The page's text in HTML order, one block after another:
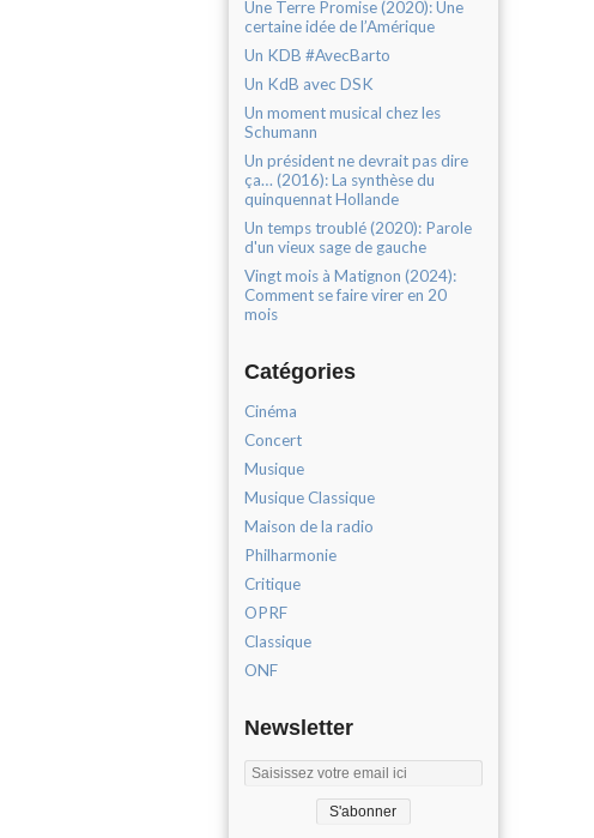
Une Terre Promise (2020): Une
certaine idée de l’Amérique
Un KDB #AvecBarto
Un KdB avec DSK
Un moment musical chez les
Schumann
Un président ne devrait pas dire
ça… (2016): La synthèse du
quinquennat Hollande
Un temps troublé (2020): Parole
d'un vieux sage de gauche
Vingt mois à Matignon (2024):
Comment se faire virer en 20
mois
Catégories
Cinéma
Concert
Musique
Musique Classique
Maison de la radio
Philharmonie
Critique
OPRF
Classique
ONF
Newsletter